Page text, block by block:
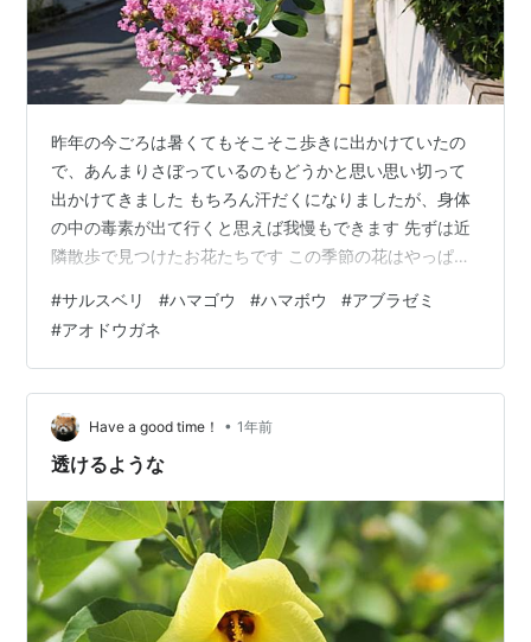
昨年の今ごろは暑くてもそこそこ歩きに出かけていたの
で、あんまりさぼっているのもどうかと思い思い切って
出かけてきました もちろん汗だくになりましたが、身体
の中の毒素が出て行くと思えば我慢もできます 先ずは近
隣散歩で見つけたお花たちです この季節の花はやっぱり
した ウチワサボテンの花 ギボウシの花 ヤマトシジミと
千日紅 この後、浜寺公園の涼しい風を期待して行ってき
ました フェニックスの横で胸を張って空を見上げる「希
望の像」 噴水広場は水浴びしてる子供たちで賑やかでし
た 秋の七草のオミナエシがもう咲いていた ハスの花が咲
いている場面になかなか出会え…
#サルスベリ #ハマゴウ #ハマボウ #アブラゼミ
#アオドウガネ
Have a good time！ • 1年前
透けるような